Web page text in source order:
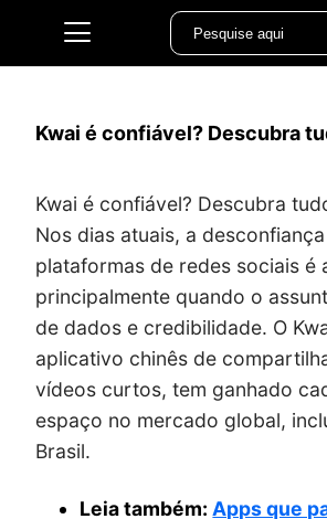
Kwai é confiável? Descubra
Kwai é confiável? Descubra
Nos dias atuais, a
plataformas de redes sociais é
principalmente quando o
de dados e credibilidade. O
aplicativo chinês de
vídeos curtos, tem ganhado
espaço no mercado global,
Brasil.
Leia também: Apps que